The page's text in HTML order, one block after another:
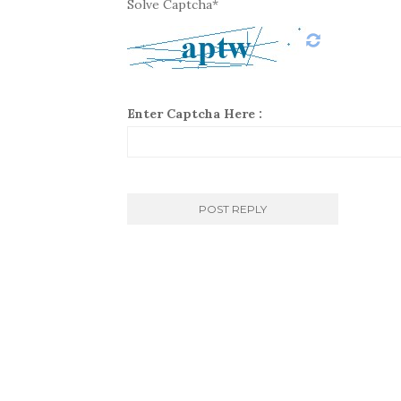
Solve Captcha*
Enter Captcha Here :